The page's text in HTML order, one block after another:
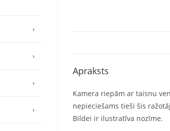
Apraksts
Kamera riepām ar taisnu
nepieciešams tieši šis
Bildei ir ilustratīva nozīme.
›
›
›
›